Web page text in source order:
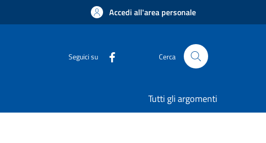
Accedi all'area personale
Seguici su Cerca
Tutti gli argomenti